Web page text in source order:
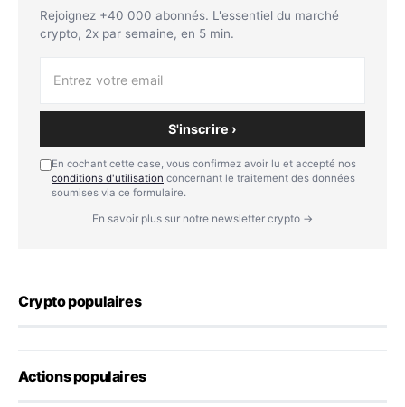
Rejoignez +40 000 abonnés. L'essentiel du marché
crypto, 2x par semaine, en 5 min.
S'inscrire ›
En cochant cette case, vous confirmez avoir lu et accepté nos
conditions d'utilisation concernant le traitement des données
soumises via ce formulaire.
En savoir plus sur notre newsletter crypto →
Crypto populaires
Actions populaires